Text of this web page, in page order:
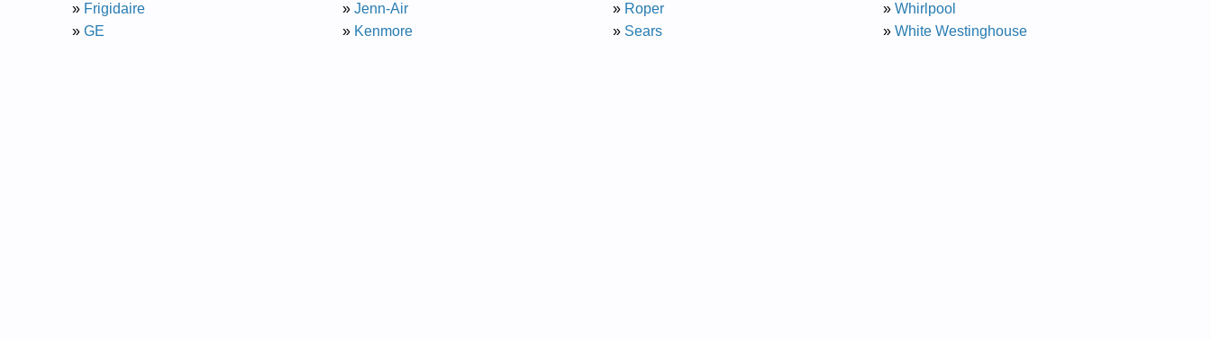
» Frigidaire
» GE
» Jenn-Air
» Kenmore
» Roper
» Sears
» Whirlpool
» White Westinghouse